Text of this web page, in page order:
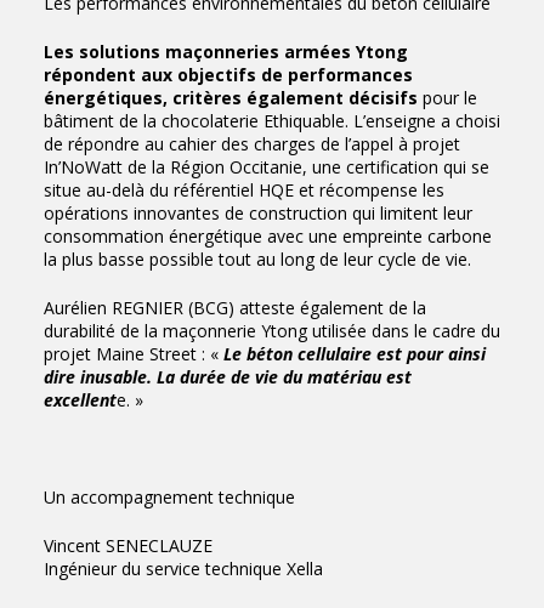
Les solutions maçonneries armées Ytong
répondent aux objectifs de performances
énergétiques, critères également décisifs pour le
bâtiment de la chocolaterie Ethiquable. L’enseigne a choisi
de répondre au cahier des charges de l’appel à projet
In’NoWatt de la Région Occitanie, une certification qui se
situe au-delà du référentiel HQE et récompense les
opérations innovantes de construction qui limitent leur
consommation énergétique avec une empreinte carbone
la plus basse possible tout au long de leur cycle de vie.
Aurélien REGNIER (BCG) atteste également de la
durabilité de la maçonnerie Ytong utilisée dans le cadre du
projet Maine Street : « Le béton cellulaire est pour ainsi
dire inusable. La durée de vie du matériau est
excellente. »
Un accompagnement technique
Vincent SENECLAUZE
Ingénieur du service technique Xella